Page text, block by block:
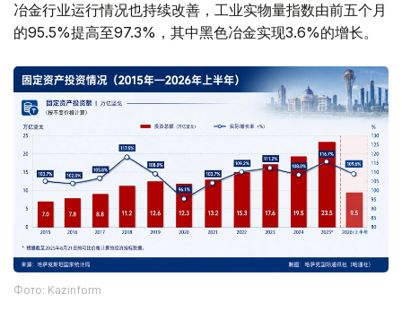
冶金行业运行情况也持续改善，工业实物量指数由前五个月
的95.5%提高至97.3%，其中黑色冶金实现3.6%的增长。
Фото: Kazinform